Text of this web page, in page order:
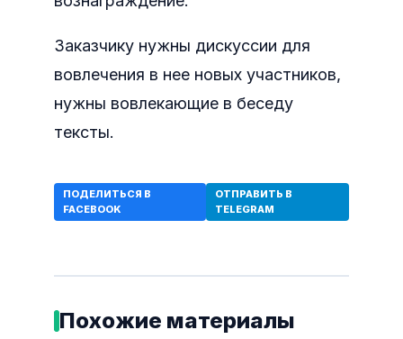
Заказчику нужны дискуссии для
вовлечения в нее новых участников,
нужны вовлекающие в беседу
тексты.
ПОДЕЛИТЬСЯ В
FACEBOOK
ОТПРАВИТЬ В
TELEGRAM
Похожие материалы